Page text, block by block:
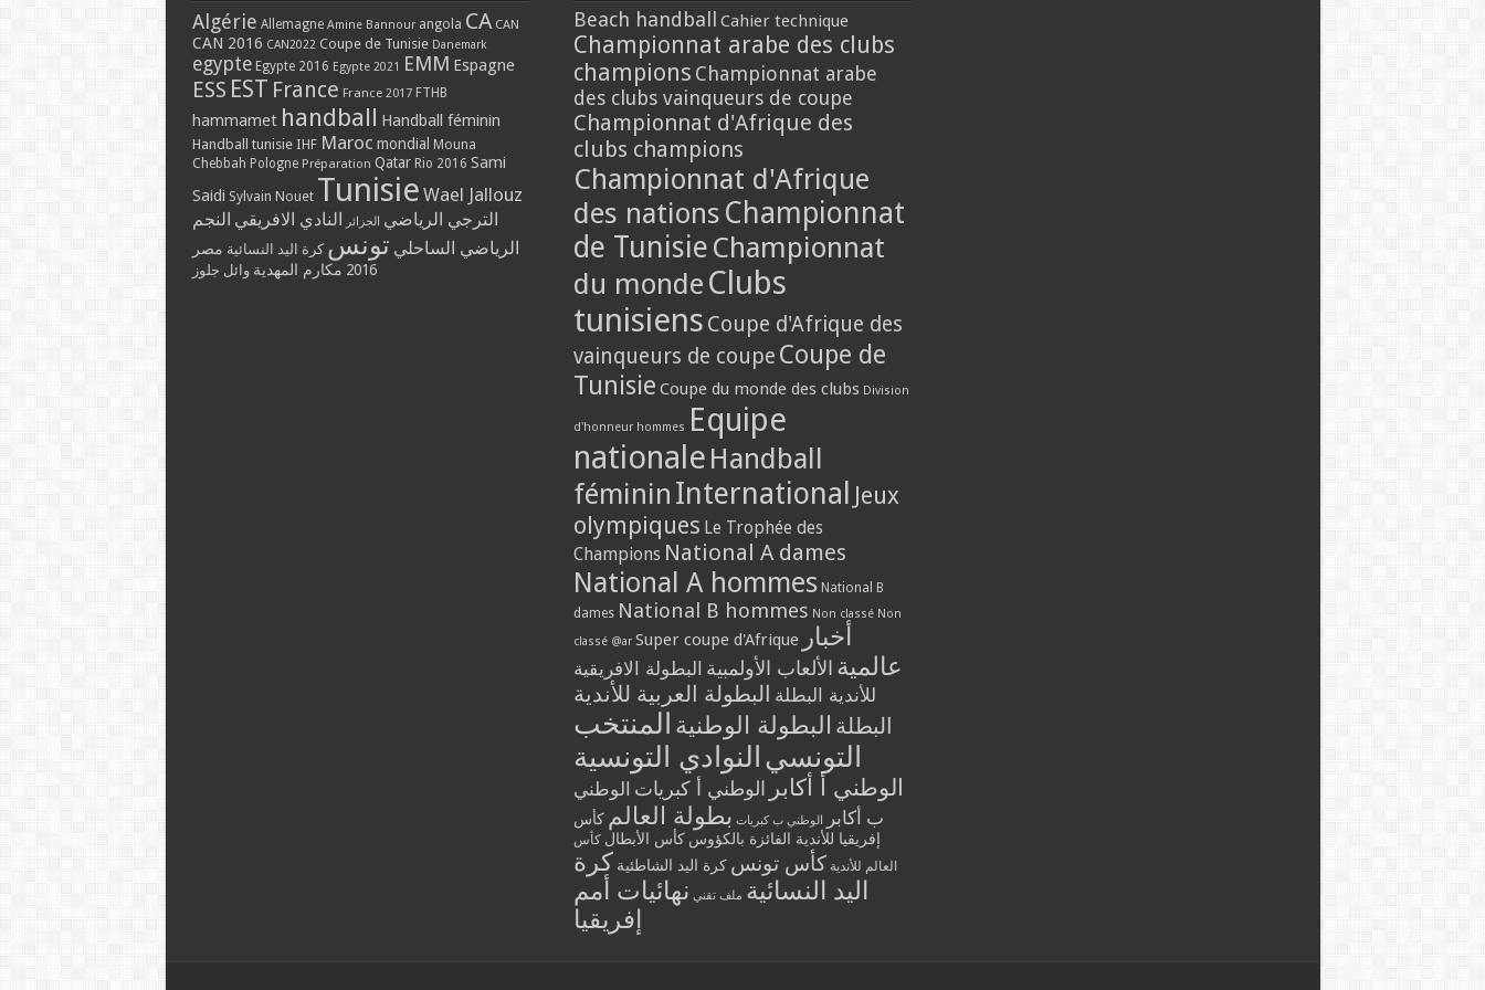
Algérie Allemagne Amine Bannour angola CA CAN
CAN 2016 CAN2022 Coupe de Tunisie Danemark
egypte Egypte 2016 Egypte 2021 EMM Espagne
ESS EST France France 2017 FTHB
hammamet handball Handball féminin
Handball tunisie IHF Maroc mondial Mouna
Chebbah Pologne Préparation Qatar Rio 2016 Sami
Saidi Sylvain Nouet Tunisie Wael Jallouz
الترجي الرياضي الجزائر النادي الافريقي النجم
الرياضي الساحلي تونس كرة اليد النسائية مصر
2016 مكارم المهدية وائل جلوز
Beach handball Cahier technique
Championnat arabe des clubs
champions Championnat arabe
des clubs vainqueurs de coupe
Championnat d'Afrique des
clubs champions
Championnat d'Afrique
des nations Championnat
de Tunisie Championnat
du monde Clubs
tunisiens Coupe d'Afrique des
vainqueurs de coupe Coupe de
Tunisie Coupe du monde des clubs Division
d'honneur hommes Equipe
nationale Handball
féminin International Jeux
olympiques Le Trophée des
Champions National A dames
National A hommes National B
dames National B hommes Non classé Non
classé @ar Super coupe d'Afrique أخبار
عالمية الألعاب الأولمبية البطولة الافريقية
للأندية البطلة البطولة العربية للأندية
البطلة البطولة الوطنية المنتخب
التونسي النوادي التونسية
الوطني أ أكابر الوطني أ كبريات الوطني
ب أكابر
الوطني ب كبريات بطولة العالم كأس
إفريقيا للأندية الفائزة بالكؤوس كأس الأبطال كأس
العالم للأندية كأس تونس كرة اليد الشاطئية كرة
اليد النسائية ملف تقني نهائيات أمم
إفريقيا